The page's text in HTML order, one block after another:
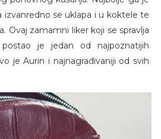
izvanredno se uklapa i u koktele te
Ovaj zamamni liker koji se spravlja
je jedan od najpoznatijih
je Aurin i najnagrađivaniji od svih